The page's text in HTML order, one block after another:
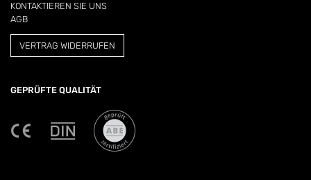
KONTAKTIEREN SIE UNS
AGB
VERTRAG WIDERRUFEN
GEPRÜFTE QUALITÄT